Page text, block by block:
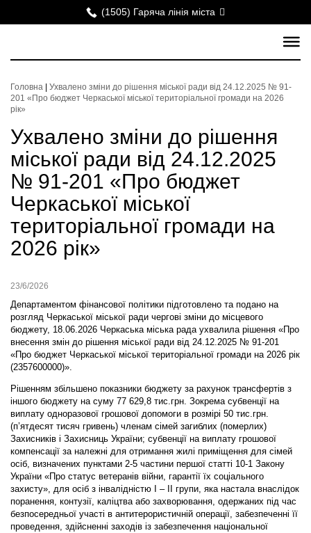
(1505) Гаряча лінія міста
Головна
Ухвалено зміни до рішення міської ради від 24.12.2025 № 91-
201 «Про бюджет Черкаської міської територіальної громади на 2026
рік»
Ухвалено зміни до рішення
міської ради від 24.12.2025
№ 91-201 «Про бюджет
Черкаської міської
територіальної громади на
2026 рік»
23/6/2026
Департаментом фінансової політики підготовлено та подано на
розгляд Черкаської міської ради чергові зміни до місцевого
бюджету, 18.06.2026 Черкаська міська рада ухвалила рішення «Про
внесення змін до рішення міської ради від 24.12.2025 № 91-201
«Про бюджет Черкаської міської територіальної громади на 2026 рік
(2357600000)».
Рішенням збільшено показники бюджету за рахунок трансфертів з
іншого бюджету на суму 77 629,8 тис.грн. Зокрема субвенції на
виплату одноразової грошової допомоги в розмірі 50 тис.грн.
(п’ятдесят тисяч гривень) членам сімей загиблих (померлих)
Захисників і Захисниць України; субвенції на виплату грошової
компенсації за належні для отримання жилі приміщення для сімей
осіб, визначених пунктами 2-5 частини першої статті 10-1 Закону
України «Про статус ветеранів війни, гарантії їх соціального
захисту», для осіб з інвалідністю І – II групи, яка настала внаслідок
поранення, контузії, каліцтва або захворювання, одержаних під час
безпосередньої участі в антитерористичній операції, забезпеченні її
проведення, здійсненні заходів із забезпечення національної